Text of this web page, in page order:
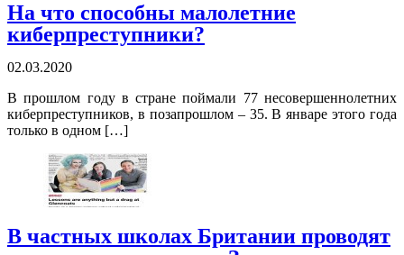
На что способны малолетние
киберпреступники?
02.03.2020
В прошлом году в стране поймали 77 несовершеннолетних
киберпреступников, в позапрошлом – 35. В январе этого года
только в одном […]
В частных школах Британии проводят